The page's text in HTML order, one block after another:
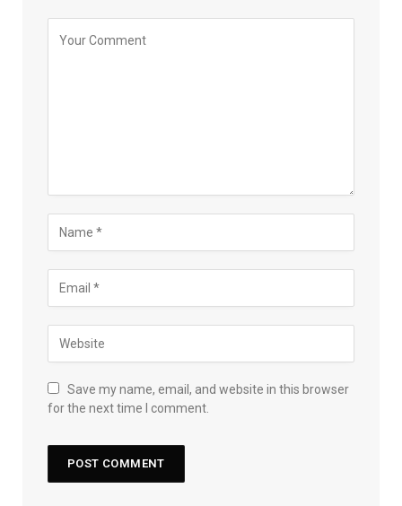
Save my name, email, and website in this browser
for the next time I comment.